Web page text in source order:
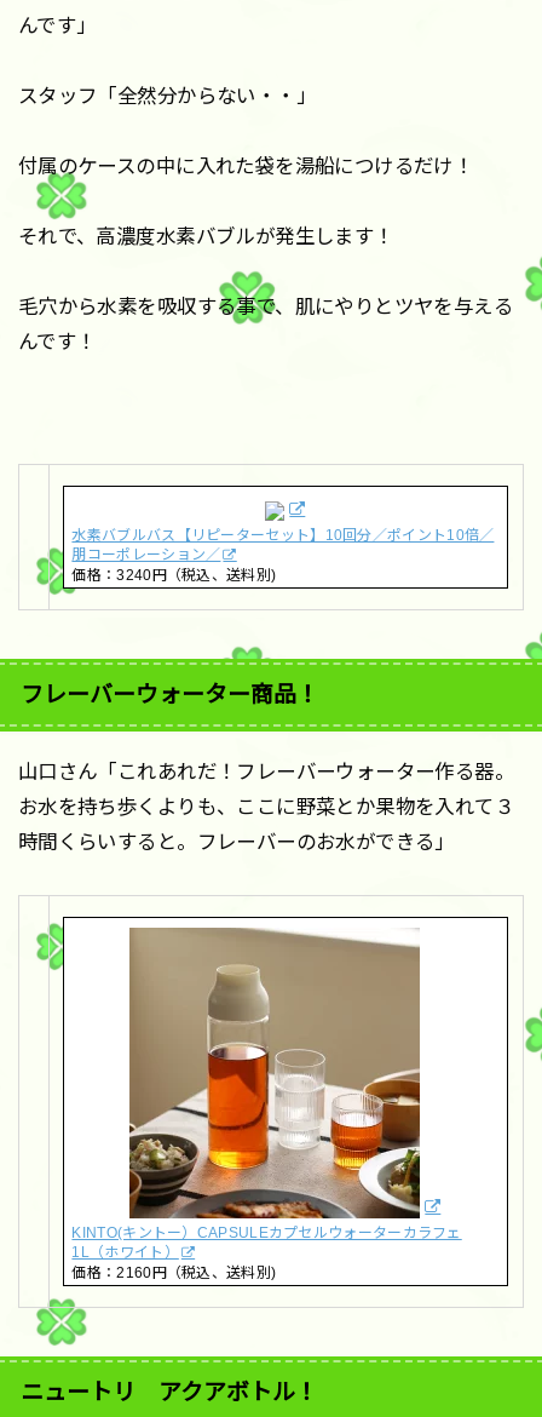
んです」
スタッフ「全然分からない・・」
付属のケースの中に入れた袋を湯船につけるだけ！
それで、高濃度水素バブルが発生します！
毛穴から水素を吸収する事で、肌にやりとツヤを与える
んです！
水素バブルバス【リピーターセット】10回分／ポイント10倍／
朋コーポレーション／
価格：3240円（税込、送料別)
フレーバーウォーター商品！
山口さん「これあれだ！フレーバーウォーター作る器。
お水を持ち歩くよりも、ここに野菜とか果物を入れて３
時間くらいすると。フレーバーのお水ができる」
KINTO(キントー）CAPSULEカプセルウォーターカラフェ
1L（ホワイト）
価格：2160円（税込、送料別)
ニュートリ アクアボトル！